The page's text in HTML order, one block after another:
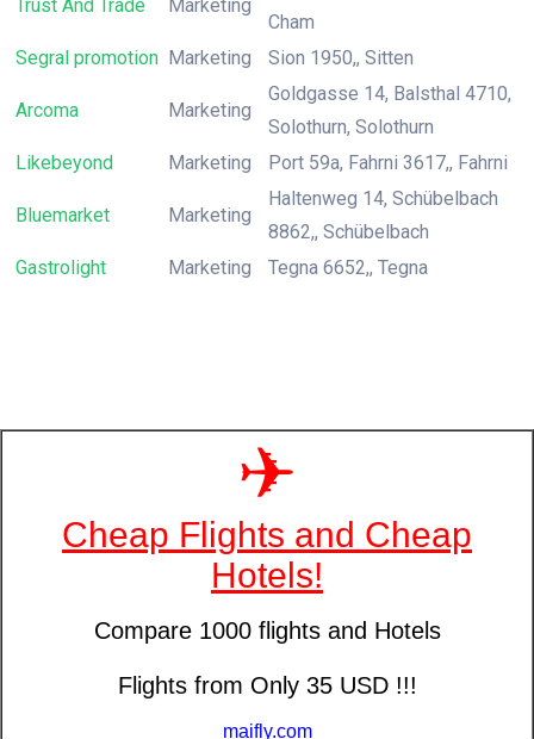
Trust And Trade Marketing
Cham
Segral promotion Marketing Sion 1950,, Sitten
Arcoma Marketing
Goldgasse 14, Balsthal 4710,
Solothurn, Solothurn
Likebeyond
Marketing Port 59a, Fahrni 3617,, Fahrni
Bluemarket Marketing
Haltenweg 14, Schübelbach
8862,, Schübelbach
Gastrolight
Marketing Tegna 6652,, Tegna